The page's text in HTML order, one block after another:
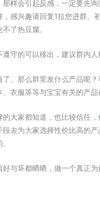
样会引起反感，一定要先询
感兴趣请回复1拉您进群。
了热豆腐。
守的可以移出，建议群内人
。那么群里发什么产品呢
衣服等等与宝宝有关的产品
大家都知道，也比较信任
去为大家选择性价比高的
与坏都晒晒，做一个真正为